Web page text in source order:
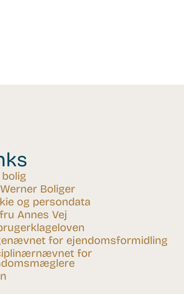
Boliger
og persondata
Annes Vej
for ejendomsformidling
for